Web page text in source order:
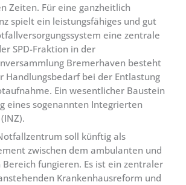
Zeiten. Für eine ganzheitlich
spielt ein leistungsfähiges und gut
eine zentrale
SPD-Fraktion in der
Bremerhaven besteht
Handlungsbedarf bei der Entlastung
Ein wesentlicher Baustein
eines sogenannten Integrierten
soll künftig als
zwischen dem ambulanten und
fungieren. Es ist ein zentraler
Krankenhausreform und